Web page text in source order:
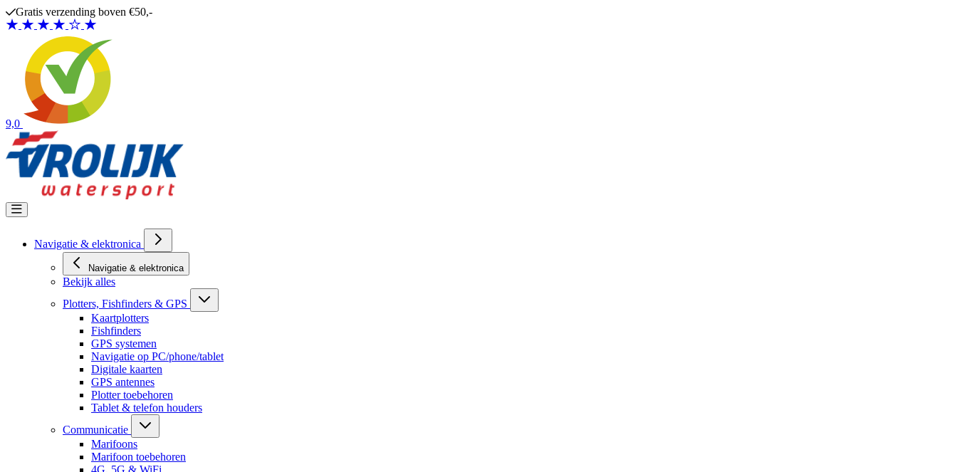
Ga naar de inhoud
Gratis verzending boven €50,-
9,0
Navigatie & elektronica
Navigatie & elektronica
Bekijk alles
Plotters, Fishfinders & GPS
Kaartplotters
Fishfinders
GPS systemen
Navigatie op PC/phone/tablet
Digitale kaarten
GPS antennes
Plotter toebehoren
Tablet & telefon houders
Communicatie
Marifoons
Marifoon toebehoren
4G, 5G & WiFi